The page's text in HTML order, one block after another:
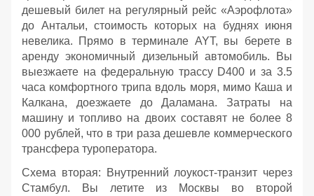
дешевый билет на регулярный рейс «Аэрофлота»
до Антальи, стоимость которых на буднях июня
невелика. Прямо в терминале AYT, вы берете в
аренду экономичный дизельный автомобиль. Вы
выезжаете на федеральную трассу D400 и за 3.5
часа комфортного трипа вдоль моря, мимо Каша и
Калкана, доезжаете до Даламана. Затраты на
машину и топливо на двоих составят не более 8
000 рублей, что в три раза дешевле коммерческого
трансфера туроператора.
Схема вторая: Внутренний лоукост-транзит через
Стамбул. Вы летите из Москвы во второй